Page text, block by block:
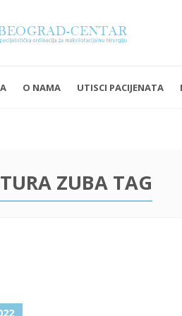
O NAMA UTISCI PACIJENATA
ZUBA TAG